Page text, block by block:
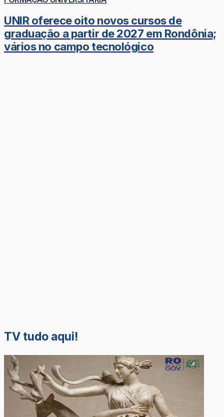
UNIR oferece oito novos cursos de
graduação a partir de 2027 em Rondônia;
vários no campo tecnológico
TV tudo aqui!